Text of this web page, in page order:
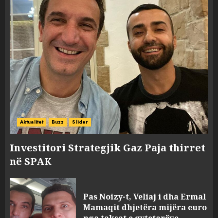
Aktualitet Buzz Slider
Investitori Strategjik Gaz Paja thirret
në SPAK
Pas Noizy-t, Veliaj i dha Ermal
Mamaqit dhjetëra mijëra euro